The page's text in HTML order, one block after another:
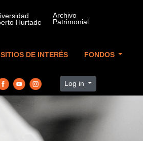
SITIOS DE INTERÉS FONDOS
Log in